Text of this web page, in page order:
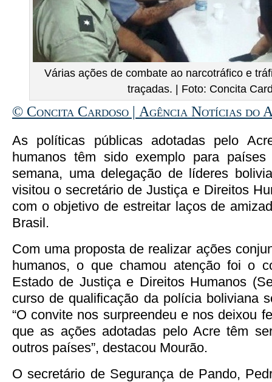
Várias ações de combate ao narcotráfico e
traçadas. | Foto: Concita
© Concita Cardoso | Agência Notícias do
As políticas públicas adotadas pelo
humanos têm sido exemplo para
semana, uma delegação de líderes
visitou o secretário de Justiça e Direitos
com o objetivo de estreitar laços de
Brasil.
Com uma proposta de realizar ações
humanos, o que chamou atenção foi o
Estado de Justiça e Direitos Humanos
curso de qualificação da polícia boliviana
“O convite nos surpreendeu e nos deixou
que as ações adotadas pelo Acre têm
outros países”, destacou Mourão.
O secretário de Segurança de Pando,